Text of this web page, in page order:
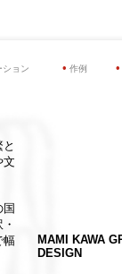
ション • 作例 •
MAMI KAWA
DESIGN
文
幅